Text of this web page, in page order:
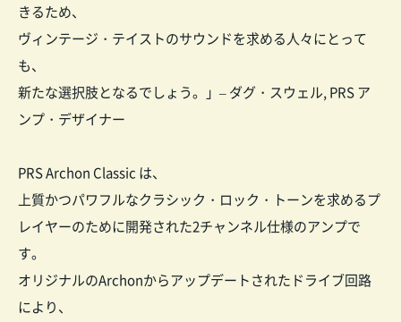
きるため、
ヴィンテージ・テイストのサウンドを求める人々にとって
も、
新たな選択肢となるでしょう。」– ダグ・スウェル, PRS ア
ンプ・デザイナー
PRS Archon Classic は、
上質かつパワフルなクラシック・ロック・トーンを求めるプ
レイヤーのために開発された2チャンネル仕様のアンプで
す。
オリジナルのArchonからアップデートされたドライブ回路
により、